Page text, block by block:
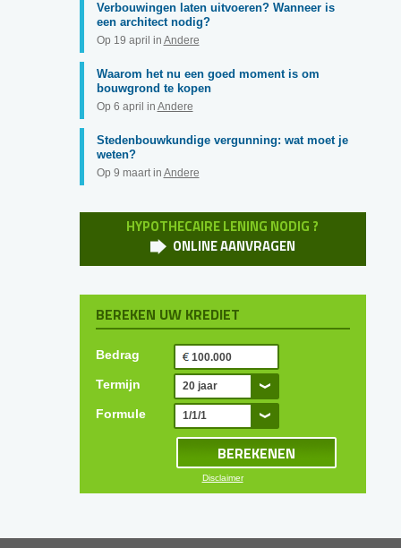
Verbouwingen laten uitvoeren? Wanneer is
een architect nodig?
Op 19 april in Andere
Waarom het nu een goed moment is om
bouwgrond te kopen
Op 6 april in Andere
Stedenbouwkundige vergunning: wat moet je
weten?
Op 9 maart in Andere
HYPOTHECAIRE LENING NODIG ?
ONLINE AANVRAGEN
BEREKEN UW KREDIET
Bedrag
Termijn 20 jaar
Formule 1/1/1
Disclaimer